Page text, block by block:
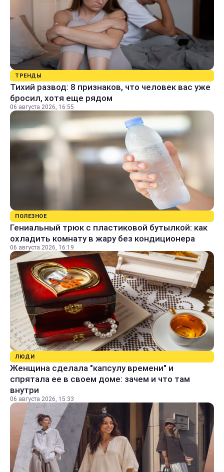
ТРЕНДЫ
Тихий развод: 8 признаков, что человек вас уже
бросил, хотя еще рядом
06 августа 2026, 16:55
ПОЛЕЗНОЕ
Гениальный трюк с пластиковой бутылкой: как
охладить комнату в жару без кондиционера
06 августа 2026, 16:19
ЛЮДИ
Женщина сделала "капсулу времени" и
спрятала ее в своем доме: зачем и что там
внутри
06 августа 2026, 15:33